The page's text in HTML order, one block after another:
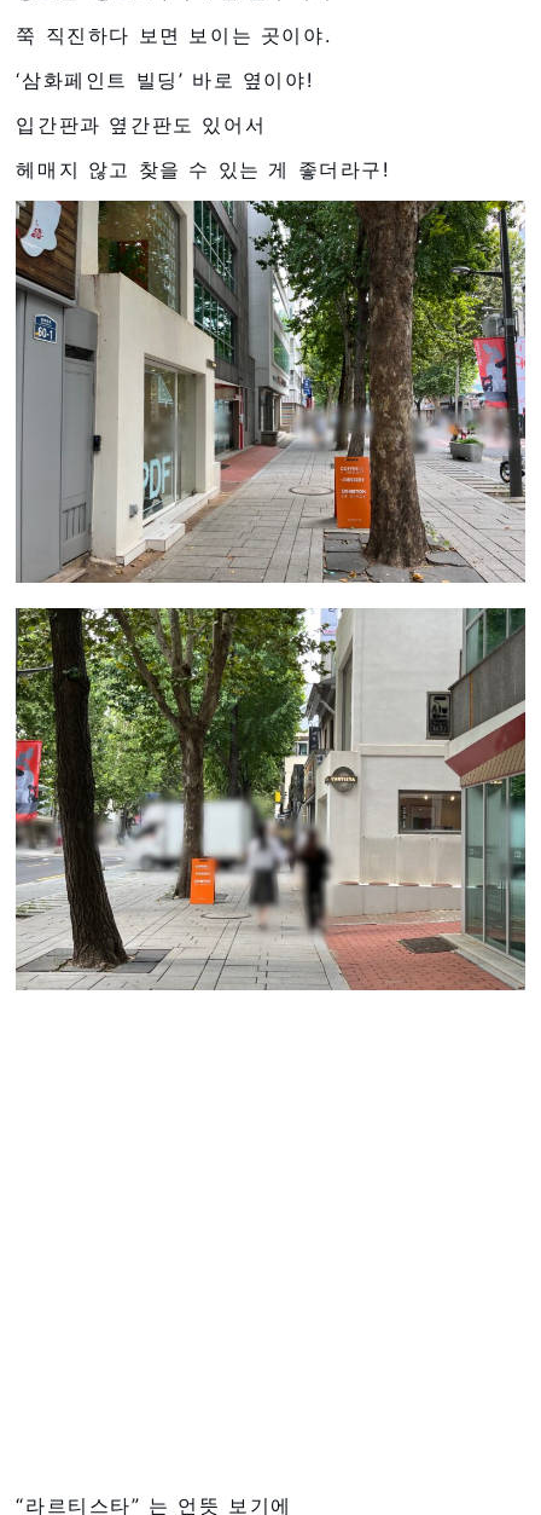
쭉 직진하다 보면 보이는 곳이야.
‘삼화페인트 빌딩’ 바로 옆이야!
입간판과 옆간판도 있어서
헤매지 않고 찾을 수 있는 게 좋더라구!
“라르티스타” 는 언뜻 보기에